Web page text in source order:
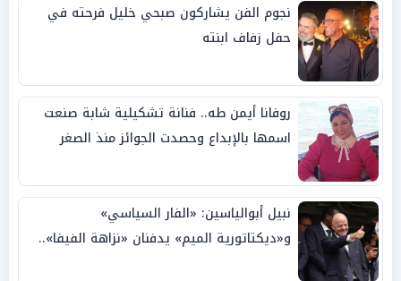
نجوم الفن يشاركون صبحي خليل فرحته في
حفل زفاف ابنته
روفانا أيمن طه.. فنانة تشكيلية شابة صنعت
اسمها بالإبداع وحصدت الجوائز منذ الصغر
نبيل أبوالياسين: «الفار السياسي»
و«ديكتاتورية الميم» يدفنان «نزاهة الفيفا»..